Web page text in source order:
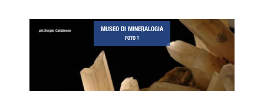
MUSEO DI MINERALOGIA
FOTO 1